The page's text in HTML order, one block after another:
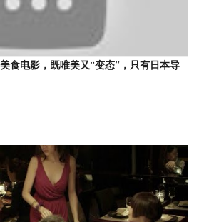
食电影，既唯美又“变态”，只有日本导